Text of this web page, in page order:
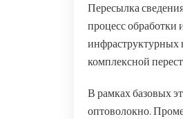
Пересылка
процесс обработки
инфраструктурных
комплексной
В рамках базовых
оптоволокно.